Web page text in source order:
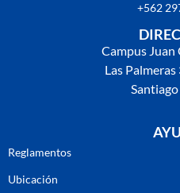
+562
Campus Juan
Las
Reglamentos
Ubicación